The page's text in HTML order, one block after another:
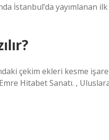
çekim ekleri kesme
Hitabet Sanatı. ,